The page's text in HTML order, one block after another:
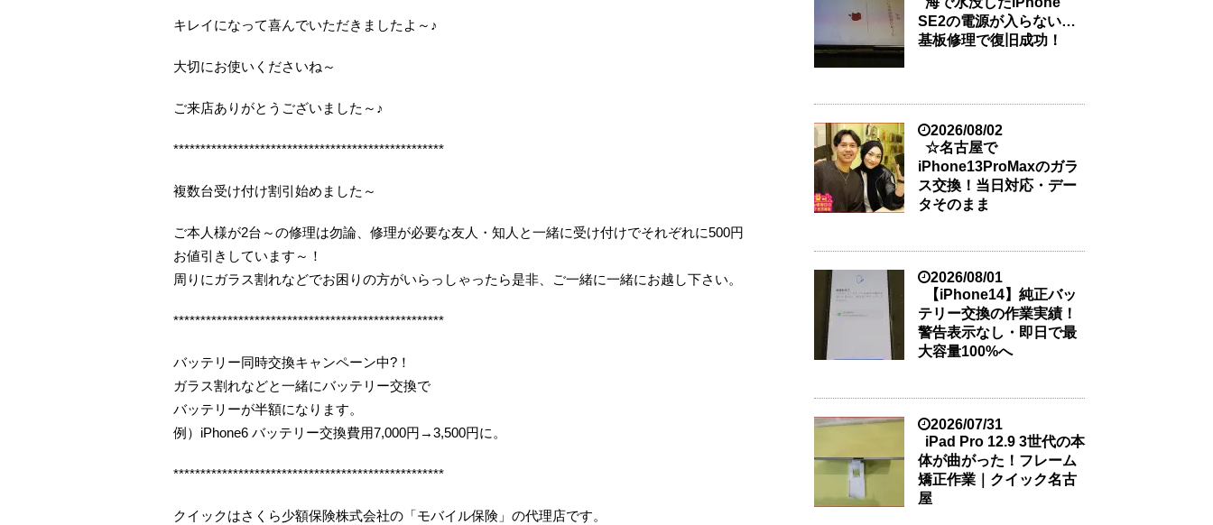
キレイになって喜んでいただきましたよ～♪
大切にお使いくださいね～
ご来店ありがとうございました～♪
**************************************************
複数台受け付け割引始めました～
ご本人様が2台～の修理は勿論、修理が必要な友人・知人と一緒に受け付けでそれぞれに500円
お値引きしています～！
周りにガラス割れなどでお困りの方がいらっしゃったら是非、ご一緒に一緒にお越し下さい。
**************************************************
バッテリー同時交換キャンペーン中?！
ガラス割れなどと一緒にバッテリー交換で
バッテリーが半額になります。
例）iPhone6 バッテリー交換費用7,000円→3,500円に。
**************************************************
クイックはさくら少額保険株式会社の「モバイル保険」の代理店です。
SE2の電源が入らない…
基板修理で復旧成功！
2026/08/02
☆名古屋で
iPhone13ProMaxのガラ
ス交換！当日対応・デー
タそのまま
2026/08/01
【iPhone14】純正バッ
テリー交換の作業実績！
警告表示なし・即日で最
大容量100%へ
2026/07/31
iPad Pro 12.9 3世代の本
体が曲がった！フレーム
矯正作業｜クイック名古
屋